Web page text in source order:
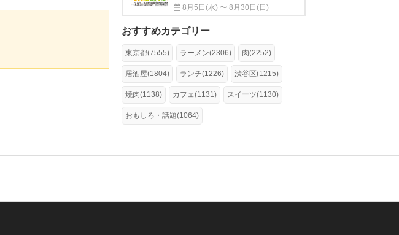
8月5日(水) 〜 8月30日(日)
おすすめカテゴリー
東京都(7555) ラーメン(2306) 肉(2252)
居酒屋(1804) ランチ(1226) 渋谷区(1215)
焼肉(1138) カフェ(1131) スイーツ(1130)
おもしろ・話題(1064)